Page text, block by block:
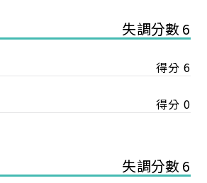
失調分數 6
得分 6
得分 0
失調分數 6
功送出會員申請
請，已成功送出，經本協會理事